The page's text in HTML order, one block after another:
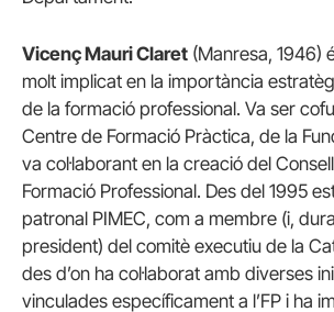
Vicenç Mauri Claret (Manresa, 1946)
molt implicat en la importància
de la formació professional. Va ser
Centre de Formació Pràctica, de la
va col·laborant en la creació del
Formació Professional. Des del 1995
patronal PIMEC, com a membre (i,
president) del comitè executiu de la
des d’on ha col·laborat amb diverses
vinculades específicament a l’FP i ha